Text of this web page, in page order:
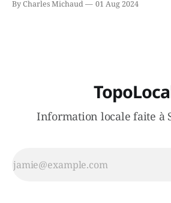
victimes aurait été écrasée sous un
By Charles Michaud 01 Aug 2024
Information locale faite à